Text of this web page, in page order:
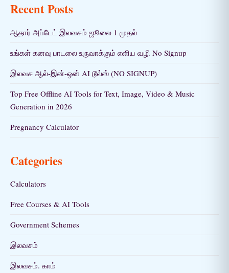
Recent Posts
ஆதார் அப்டேட் இலவசம் ஜூலை 1 முதல்
உங்கள் கனவு பாடலை உருவாக்கும் எளிய வழி No Signup
இலவச ஆல்-இன்-ஒன் AI டூல்ஸ் (NO SIGNUP)
Top Free Offline AI Tools for Text, Image, Video & Music
Generation in 2026
Pregnancy Calculator
Categories
Calculators
Free Courses & AI Tools
Government Schemes
இலவசம்
இலவசம். காம்